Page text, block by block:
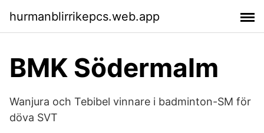
hurmanblirrikepcs.web.app
BMK Södermalm
Wanjura och Tebibel vinnare i badminton-SM för
döva SVT